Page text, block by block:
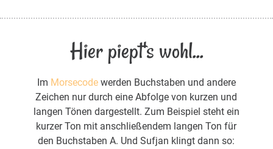
Hier piept's wohl...
Im Morsecodewerden Buchstaben und andere
Zeichen nur durch eine Abfolge von kurzen und
langen Tönen dargestellt. Zum Beispiel steht ein
kurzer Ton mit anschließendem langen Ton für
den Buchstaben A. Und Sufjan klingt dann so: